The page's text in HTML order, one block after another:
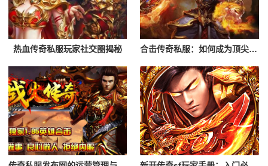
热血传奇私服玩家社交圈揭秘 合击传奇私服：如何成为顶尖玩家